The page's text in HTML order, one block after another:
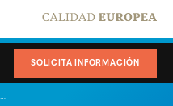
SOLICITA INFORMACIÓN